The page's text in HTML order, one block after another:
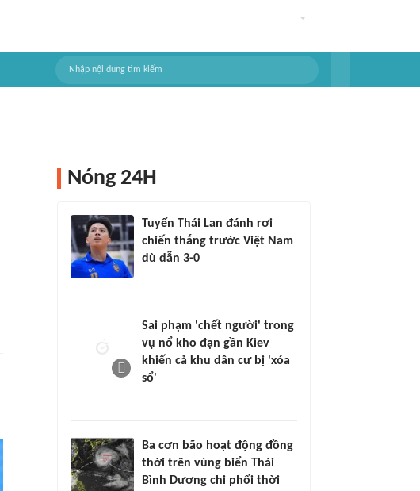
Nóng 24H
Tuyển Thái Lan đánh rơi
chiến thắng trước Việt Nam
dù dẫn 3-0
Sai phạm 'chết người' trong
vụ nổ kho đạn gần Kiev
khiến cả khu dân cư bị 'xóa
sổ'
Ba cơn bão hoạt động đồng
thời trên vùng biển Thái
Bình Dương chi phối thời